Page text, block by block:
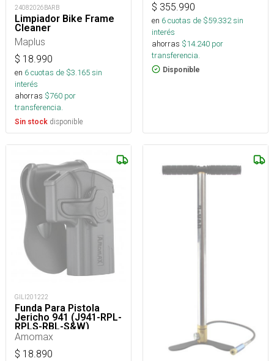
24082026BARB
Limpiador Bike Frame
Cleaner
Maplus
$ 18.990
en 6cuotas de $3.165sin
interés
ahorras $760 por
transferencia.
Sin stock disponible
$ 355.990
en 6cuotas de $59.332sin
interés
ahorras $14.240 por
transferencia.
Disponible
GILI201222
Funda Para Pistola
Jericho 941 (J941-RPL-
RPLS-RBL-S&W)
Amomax
$ 18.890